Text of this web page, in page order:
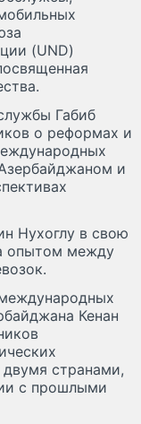
(UND)
Габиб
о реформах и
и
Нухоглу в свою
опытом между
Кенан
странами,
с прошлыми